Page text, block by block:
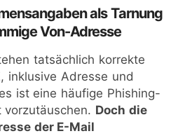
als Tarnung
Von-Adresse
tatsächlich korrekte
inklusive Adresse und
ist eine häufige Phishing-
Doch die
der E-Mail